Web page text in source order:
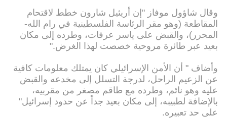
وقال شاؤول موفاز "إن أريئيل شارون خطط لاقتحام
المقاطعة (وهو مقر الرئاسة الفلسطينية في رام الله-
المحرر)، والقبض على ياسر عرفات، وطرده إلى مكان
بعيد عبر طائرة مروحية خصصت لهذا الغرض."
وأضاف " أن الأمن الإسرائيلي كان يمتلك معلومات كافية
عن الزعيم الراحل، لدرجة التسلل إلى مخدعه والقبض
عليه وهو نائم، وطرده مع طاقم مصغر من مقربيه،
بالإضافة لطبيبه، إلى مكان بعيد جداً عن حدود إسرائيل"
على حد تعبيره.